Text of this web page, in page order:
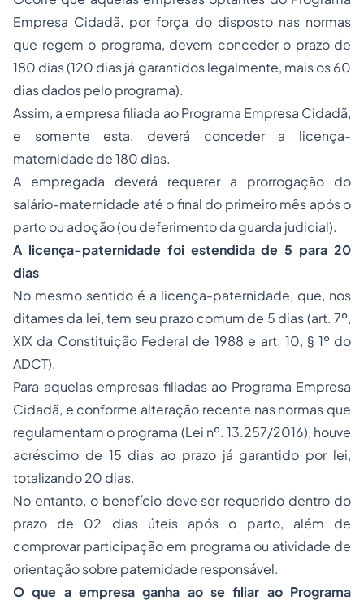
Empresa Cidadã, por força do disposto nas normas
que regem o programa, devem conceder o prazo de
180 dias (120 dias já garantidos legalmente, mais os 60
dias dados pelo programa).
Assim, a empresa filiada ao Programa Empresa Cidadã,
e somente esta, deverá conceder a licença-
maternidade de 180 dias.
A empregada deverá requerer a prorrogação do
salário-maternidade até o final do primeiro mês após o
parto ou adoção (ou deferimento da guarda judicial).
A licença-paternidade foi estendida de 5 para 20
dias
No mesmo sentido é a licença-paternidade, que, nos
ditames da lei, tem seu prazo comum de 5 dias (art. 7º,
XIX da Constituição Federal de 1988 e art. 10, § 1º do
ADCT).
Para aquelas empresas filiadas ao Programa Empresa
Cidadã, e conforme alteração recente nas normas que
regulamentam o programa (Lei nº. 13.257/2016), houve
acréscimo de 15 dias ao prazo já garantido por lei,
totalizando 20 dias.
No entanto, o benefício deve ser requerido dentro do
prazo de 02 dias úteis após o parto, além de
comprovar participação em programa ou atividade de
orientação sobre paternidade responsável.
O que a empresa ganha ao se filiar ao Programa